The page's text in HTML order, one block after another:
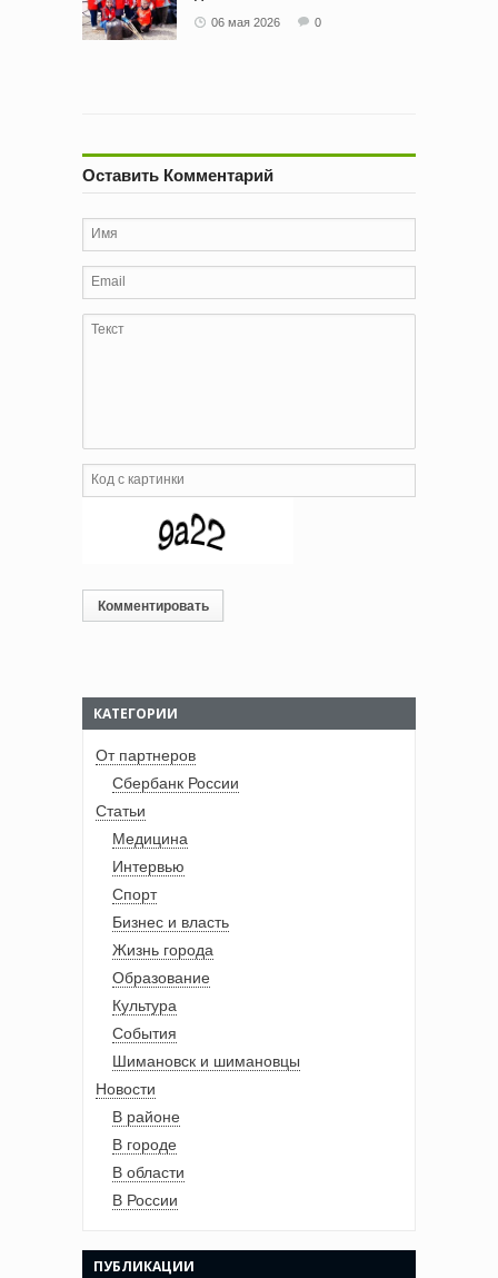
06 мая 2026 0
Оставить Комментарий
КАТЕГОРИИ
От партнеров
Сбербанк России
Статьи
Медицина
Интервью
Спорт
Бизнес и власть
Жизнь города
Образование
Культура
События
Шимановск и шимановцы
Новости
В районе
В городе
В области
В России
ПУБЛИКАЦИИ